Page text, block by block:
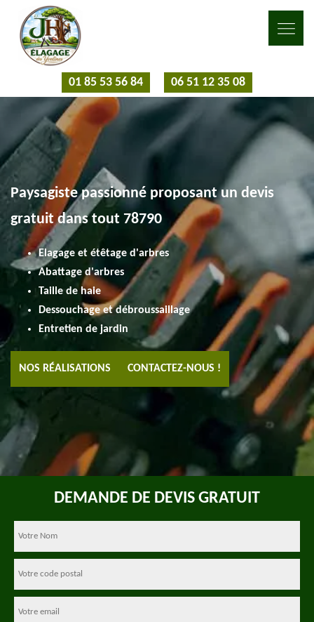
01 85 53 56 84 06 51 12 35 08
Paysagiste passionné proposant un devis
gratuit dans tout 78790
Elagage et étêtage d'arbres
Abattage d'arbres
Taille de haie
Dessouchage et débroussaillage
Entretien de jardin
NOS RÉALISATIONS CONTACTEZ-NOUS !
DEMANDE DE DEVIS GRATUIT